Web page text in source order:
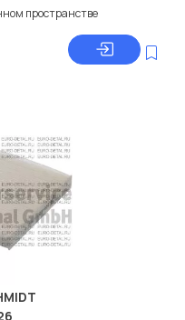
пространстве